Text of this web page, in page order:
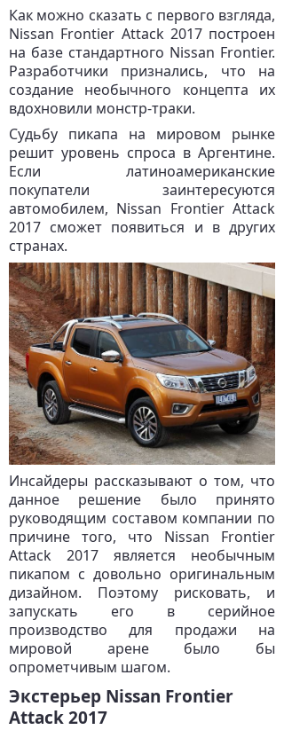
Как можно сказать с первого взгляда,
Nissan Frontier Attack 2017 построен
на базе стандартного Nissan Frontier.
Разработчики признались, что на
создание необычного концепта их
вдохновили монстр-траки.
Судьбу пикапа на мировом рынке
решит уровень спроса в Аргентине.
Если латиноамериканские
покупатели заинтересуются
автомобилем, Nissan Frontier Attack
2017 сможет появиться и в других
странах.
Инсайдеры рассказывают о том, что
данное решение было принято
руководящим составом компании по
причине того, что Nissan Frontier
Attack 2017 является необычным
пикапом с довольно оригинальным
дизайном. Поэтому рисковать, и
запускать его в серийное
производство для продажи на
мировой арене было бы
опрометчивым шагом.
Экстерьер Nissan Frontier
Attack 2017